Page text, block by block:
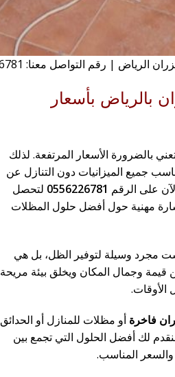
| رقم التواصل معنا: 0556226781
بالرياض بأسعار
بالضرورة الأسعار المرتفعة. لذلك
جميع الميزانيات دون التنازل عن
على الرقم 0556226781 لتحصل
مهنية حول أفضل حلول المظلات
مجرد وسيلة لتوفير الظل، بل هي
وجمال المكان ويخلق بيئة مريحة
الأوقات.
فاخرة أو مظلات للمنازل أو الحدائق
لك أفضل الحلول التي تجمع بين
والسعر المناسب.